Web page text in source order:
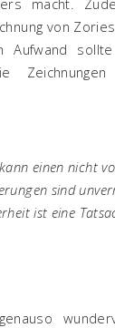
macht.
von
Aufwand
einen nicht
sind
ist eine